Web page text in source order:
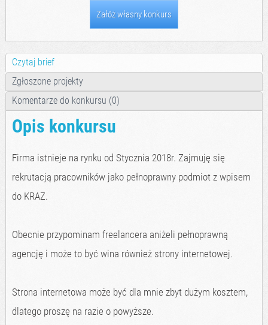
Załóż własny konkurs
Czytaj brief
Zgłoszone projekty
Komentarze do konkursu (0)
Opis konkursu
Firma istnieje na rynku od Stycznia 2018r. Zajmuję się
rekrutacją pracowników jako pełnoprawny podmiot z wpisem
do KRAZ.
Obecnie przypominam freelancera aniżeli pełnoprawną
agencję i może to być wina również strony internetowej.
Strona internetowa może być dla mnie zbyt dużym kosztem,
dlatego proszę na razie o powyższe.